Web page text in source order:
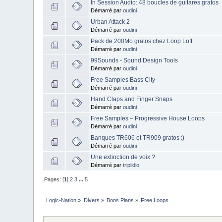
In Session Audio: 48 boucles de guitares gratos
Démarré paroudini
Urban Attack 2
Démarré paroudini
Pack de 200Mo gratos chez Loop Loft
Démarré paroudini
99Sounds - Sound Design Tools
Démarré paroudini
Free Samples Bass City
Démarré paroudini
Hand Claps and Finger Snaps
Démarré paroudini
Free Samples – Progressive House Loops
Démarré paroudini
Banques TR606 et TR909 gratos :)
Démarré paroudini
Une extinction de voix ?
Démarré partriplidio
Pages: [1]2 3 ...5
Logic-Nation » Divers » Bons Plans » Free Loops